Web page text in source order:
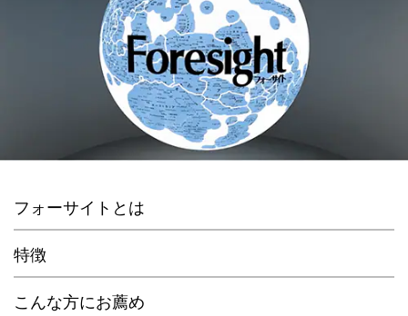
フォーサイトとは
特徴
こんな方にお薦め